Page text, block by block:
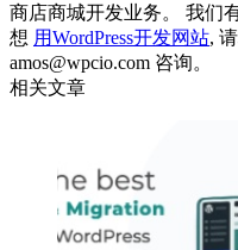
商店商城开发业务。 我们
想 用WordPress开发网站,
amos@wpcio.com 咨询。
相关文章